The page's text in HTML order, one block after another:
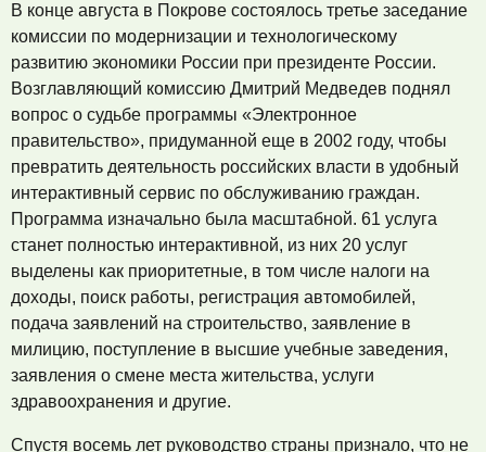
В конце августа в Покрове состоялось третье заседание
комиссии по модернизации и технологическому
развитию экономики России при президенте России.
Возглавляющий комиссию Дмитрий Медведев поднял
вопрос о судьбе программы «Электронное
правительство», придуманной еще в 2002 году, чтобы
превратить деятельность российских власти в удобный
интерактивный сервис по обслуживанию граждан.
Программа изначально была масштабной. 61 услуга
станет полностью интерактивной, из них 20 услуг
выделены как приоритетные, в том числе налоги на
доходы, поиск работы, регистрация автомобилей,
подача заявлений на строительство, заявление в
милицию, поступление в высшие учебные заведения,
заявления о смене места жительства, услуги
здравоохранения и другие.
Спустя восемь лет руководство страны признало, что не